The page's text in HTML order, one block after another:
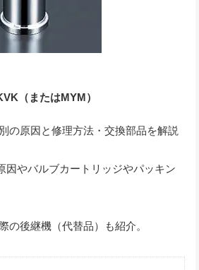
（またはMYM）
の原因と修理方法・交換部品を解説
因やバルブカートリッジやパッキン
の後継機（代替品）も紹介。